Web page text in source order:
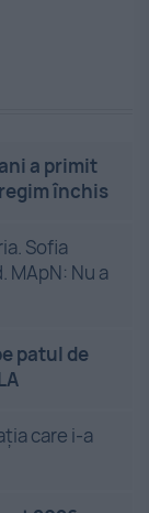
a primit
închis
Sofia
MApN: Nu a
patul de
care i-a